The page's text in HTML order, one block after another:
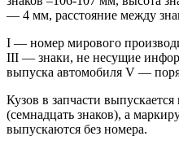
— 4 мм, расстояние между
I — номер мирового
III — знаки, не несущие
выпуска автомобиля V —
Кузов в запчасти
(семнадцать знаков), а
выпускаются без номера.